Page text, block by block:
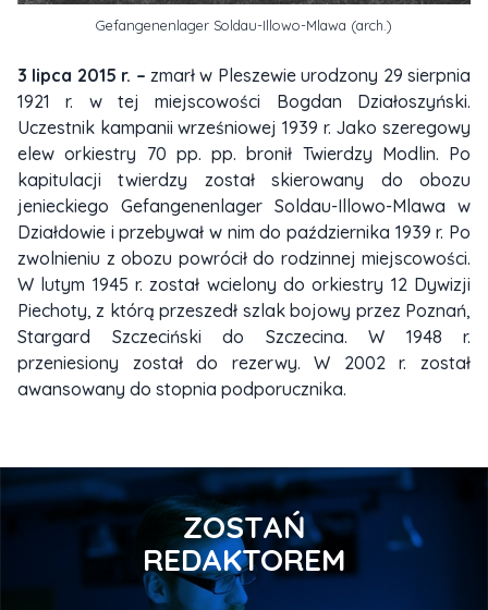
Gefangenenlager Soldau-Illowo-Mlawa (arch.)
3 lipca 2015 r. – zmarł w Pleszewie urodzony 29 sierpnia
1921 r. w tej miejscowości Bogdan Działoszyński.
Uczestnik kampanii wrześniowej 1939 r. Jako szeregowy
elew orkiestry 70 pp. pp. bronił Twierdzy Modlin. Po
kapitulacji twierdzy został skierowany do obozu
jenieckiego Gefangenenlager Soldau-Illowo-Mlawa w
Działdowie i przebywał w nim do października 1939 r. Po
zwolnieniu z obozu powrócił do rodzinnej miejscowości.
W lutym 1945 r. został wcielony do orkiestry 12 Dywizji
Piechoty, z którą przeszedł szlak bojowy przez Poznań,
Stargard Szczeciński do Szczecina. W 1948 r.
przeniesiony został do rezerwy. W 2002 r. został
awansowany do stopnia podporucznika.
ZOSTAŃ
REDAKTOREM